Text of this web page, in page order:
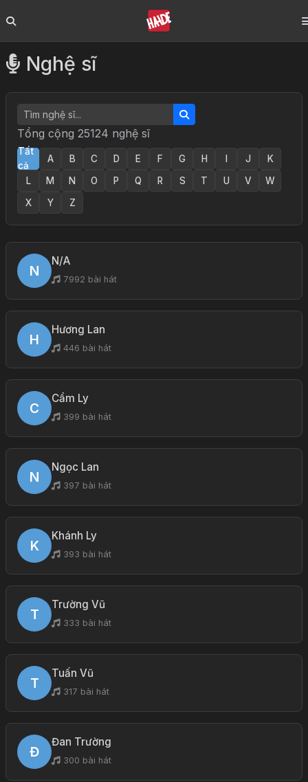
Nghệ sĩ
Tổng cộng 25124 nghệ sĩ
Tất
cả
A B C D E F G H I J
K
L
M N O P Q R S T U V
W
X
Y Z
N
N/A
7992 bài hát
H
Hương Lan
446 bài hát
C
Cẩm Ly
399 bài hát
N
Ngọc Lan
397 bài hát
K
Khánh Ly
393 bài hát
T
Trường Vũ
333 bài hát
T
Tuấn Vũ
317 bài hát
Đ
Đan Trường
300 bài hát